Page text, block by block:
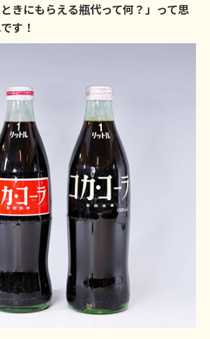
ときにもらえる瓶代って何？」って思
す！